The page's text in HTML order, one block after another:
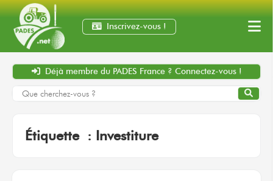
Inscrivez-vous !
Déjà membre du PADES France ? Connectez-vous !
Étiquette : Investiture